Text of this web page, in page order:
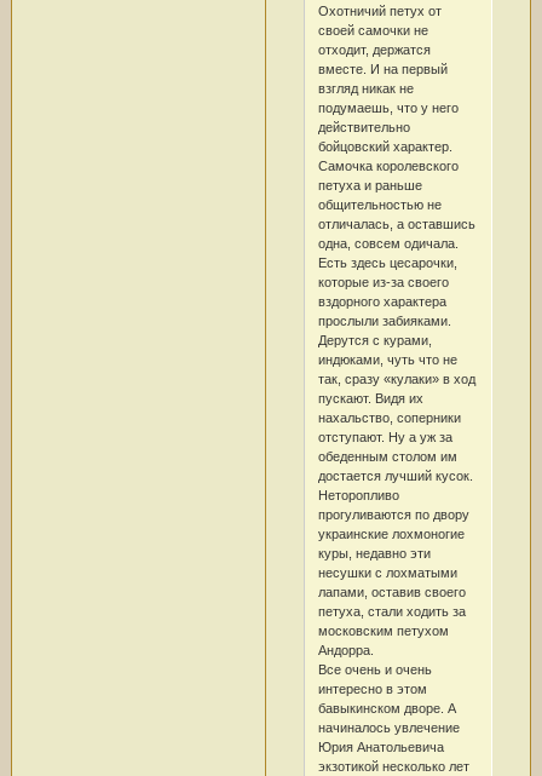
Охотничий петух от
своей самочки не
отходит, держатся
вместе. И на первый
взгляд никак не
подумаешь, что у него
действительно
бойцовский характер.
Самочка королевского
петуха и раньше
общительностью не
отличалась, а оставшись
одна, совсем одичала.
Есть здесь цесарочки,
которые из-за своего
вздорного характера
прослыли забияками.
Дерутся с курами,
индюками, чуть что не
так, сразу «кулаки» в ход
пускают. Видя их
нахальство, соперники
отступают. Ну а уж за
обеденным столом им
достается лучший кусок.
Неторопливо
прогуливаются по двору
украинские лохмоногие
куры, недавно эти
несушки с лохматыми
лапами, оставив своего
петуха, стали ходить за
московским петухом
Андорра.
Все очень и очень
интересно в этом
бавыкинском дворе. А
начиналось увлечение
Юрия Анатольевича
экзотикой несколько лет